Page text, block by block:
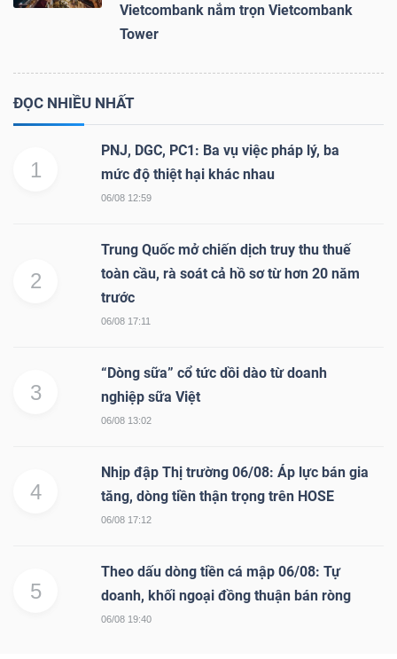
Vietcombank nắm trọn Vietcombank
Tower
ĐỌC NHIỀU NHẤT
1
PNJ, DGC, PC1: Ba vụ việc pháp lý, ba
mức độ thiệt hại khác nhau
06/08 12:59
2
Trung Quốc mở chiến dịch truy thu thuế
toàn cầu, rà soát cả hồ sơ từ hơn 20 năm
trước
06/08 17:11
3
“Dòng sữa” cổ tức dồi dào từ doanh
nghiệp sữa Việt
06/08 13:02
4
Nhịp đập Thị trường 06/08: Áp lực bán gia
tăng, dòng tiền thận trọng trên HOSE
06/08 17:12
5
Theo dấu dòng tiền cá mập 06/08: Tự
doanh, khối ngoại đồng thuận bán ròng
06/08 19:40